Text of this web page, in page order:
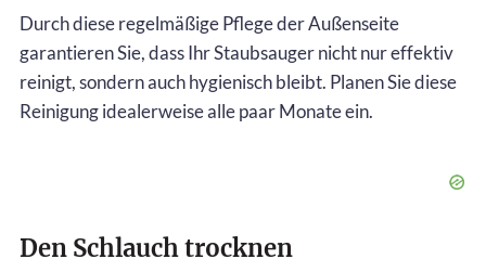
Durch diese regelmäßige Pflege der Außenseite
garantieren Sie, dass Ihr Staubsauger nicht nur effektiv
reinigt, sondern auch hygienisch bleibt. Planen Sie diese
Reinigung idealerweise alle paar Monate ein.
Den Schlauch trocknen